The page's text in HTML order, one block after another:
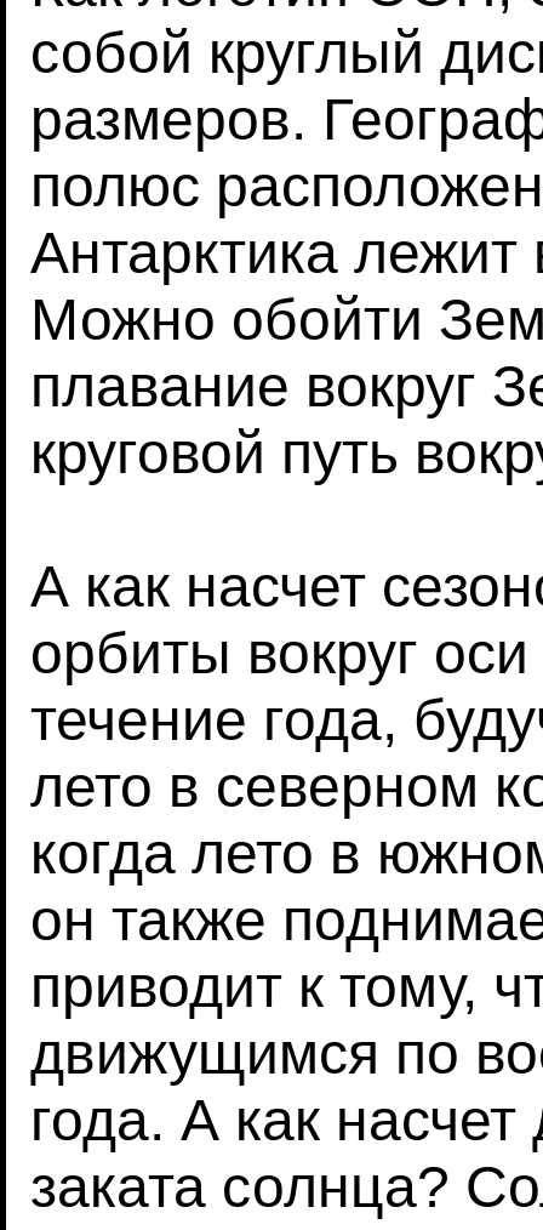
собой круглый
размеров.
полюс
Антарктика лежит
Можно обойти
плавание вокруг
круговой путь
А как насчет
орбиты вокруг
течение года,
лето в северном
когда лето в
он также
приводит к тому,
движущимся по
года. А как
заката солнца?